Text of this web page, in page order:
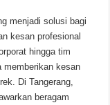
menjadi solusi bagi
kesan profesional
hingga tim
memberikan kesan
Di Tangerang,
beragam